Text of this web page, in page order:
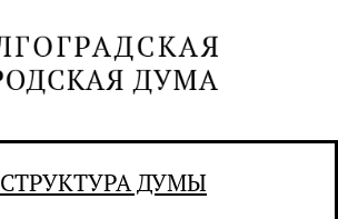
ДУМЫ